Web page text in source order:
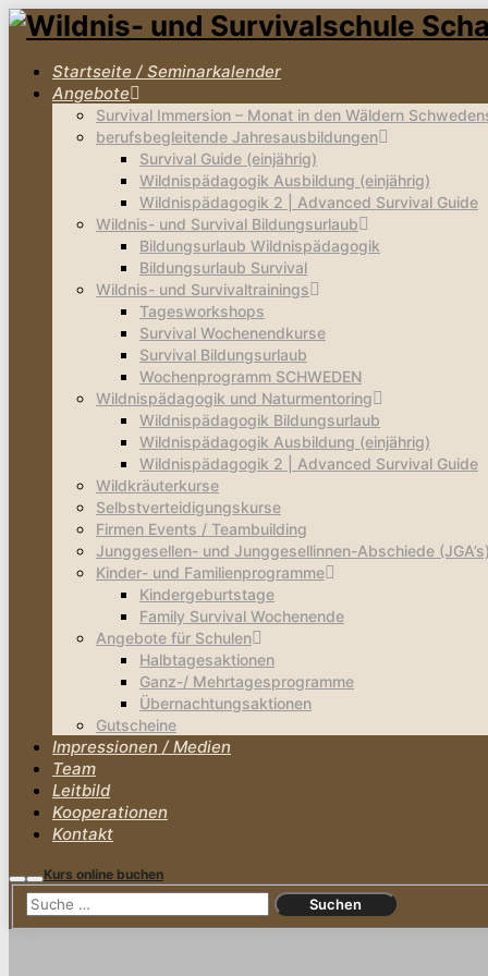
Startseite / Seminarkalender
Angebote
Survival Immersion – Monat in den Wäldern
berufsbegleitende Jahresausbildungen
Survival Guide (einjährig)
Wildnispädagogik Ausbildung (einjährig)
Wildnispädagogik 2 | Advanced Survival Guide
Wildnis- und Survival Bildungsurlaub
Bildungsurlaub Wildnispädagogik
Bildungsurlaub Survival
Wildnis- und Survivaltrainings
Tagesworkshops
Survival Wochenendkurse
Survival Bildungsurlaub
Wochenprogramm SCHWEDEN
Wildnispädagogik und Naturmentoring
Wildnispädagogik Bildungsurlaub
Wildnispädagogik Ausbildung (einjährig)
Wildnispädagogik 2 | Advanced Survival Guide
Wildkräuterkurse
Selbstverteidigungskurse
Firmen Events / Teambuilding
Junggesellen- und Junggesellinnen-Abschiede
Kinder- und Familienprogramme
Kindergeburtstage
Family Survival Wochenende
Angebote für Schulen
Halbtagesaktionen
Ganz-/ Mehrtagesprogramme
Übernachtungsaktionen
Gutscheine
Impressionen / Medien
Team
Leitbild
Kooperationen
Kontakt
Suchen
Hauptmenü
Kurs online buchen